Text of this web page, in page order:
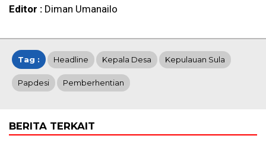
Editor : Diman Umanailo
Tag : Headline Kepala Desa Kepulauan Sula
Papdesi Pemberhentian
BERITA TERKAIT